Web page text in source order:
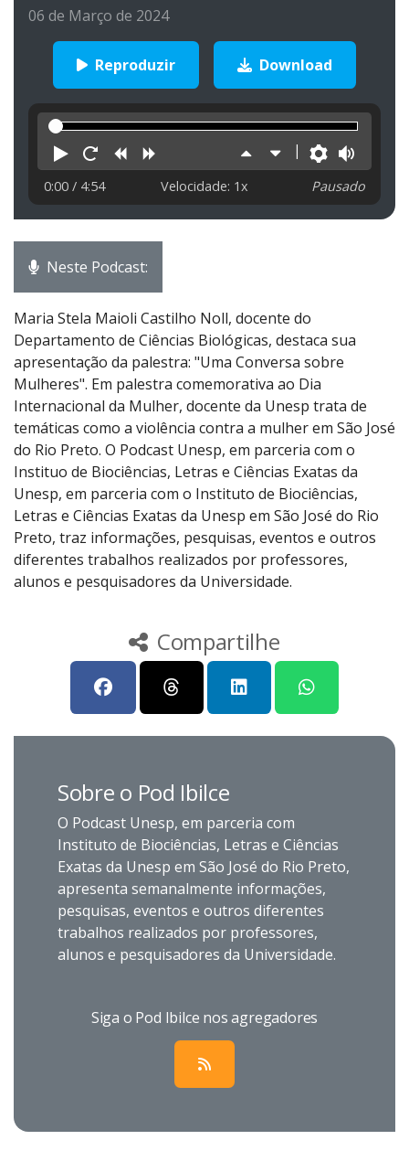
06 de Março de 2024
Reproduzir Download
Reproduzir
ReiniciarRetroceder
Aumentar
velocidade
Diminuir
velocidade
0:00 / 4:54 Velocidade: 1x Pausado
Neste Podcast:
Maria Stela Maioli Castilho Noll, docente do
Departamento de Ciências Biológicas, destaca sua
apresentação da palestra: "Uma Conversa sobre
Mulheres". Em palestra comemorativa ao Dia
Internacional da Mulher, docente da Unesp trata de
temáticas como a violência contra a mulher em São José
do Rio Preto. O Podcast Unesp, em parceria com o
Instituo de Biociências, Letras e Ciências Exatas da
Unesp, em parceria com o Instituto de Biociências,
Letras e Ciências Exatas da Unesp em São José do Rio
Preto, traz informações, pesquisas, eventos e outros
diferentes trabalhos realizados por professores,
alunos e pesquisadores da Universidade.
Compartilhe
Sobre o Pod Ibilce
O Podcast Unesp, em parceria com
Instituto de Biociências, Letras e Ciências
Exatas da Unesp em São José do Rio Preto,
apresenta semanalmente informações,
pesquisas, eventos e outros diferentes
trabalhos realizados por professores,
alunos e pesquisadores da Universidade.
Siga o Pod Ibilce nos agregadores